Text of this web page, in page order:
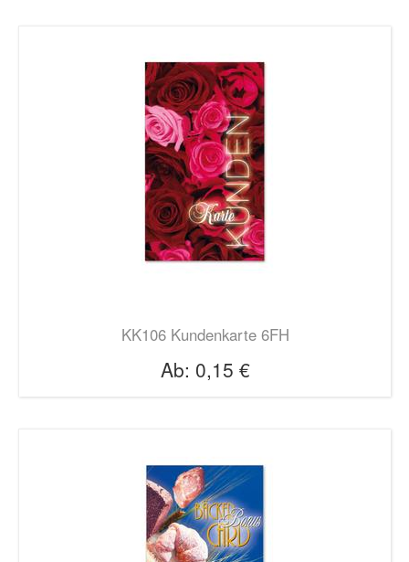
KK106 Kundenkarte 6FH
Ab: 0,15 €